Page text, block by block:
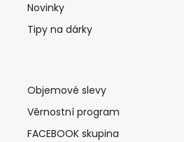
Novinky
Tipy na dárky
Objemové slevy
Věrnostní program
FACEBOOK skupina